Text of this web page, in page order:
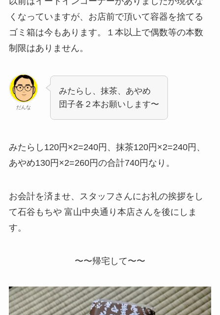
くなっていますが、お店前で頂いて容器を捨てる
ゴミ箱は今もあります。１本以上で偶数等の本数
制限はありません。
だんな
みたらし、抹茶、あやめ
団子各２本お願いします〜
みたらし120円×2=240円、抹茶120円×2=240円、
あやめ130円×2=260円の合計740円なり。
お会計を済ませ、スタッフさんにお礼の挨拶をし
て石谷もちや 富山中央通り本店さんを後にしま
す。
〜〜帰宅して〜〜